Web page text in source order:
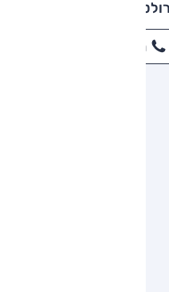
אקווינוקס?
חייגו